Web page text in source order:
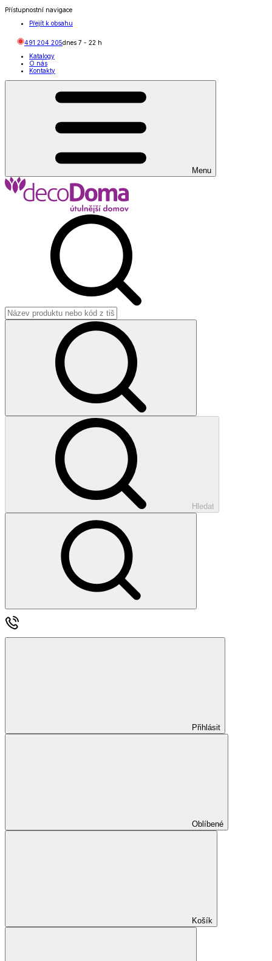
Přístupnostní navigace
Přejít k obsahu
491 204 205dnes 7 - 22 h
Katalogy
O nás
Kontakty
Menu
Hledat
Přihlásit
Oblíbené
Košík